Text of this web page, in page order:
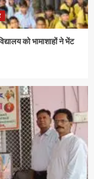
को भामाशाहों ने भेंट